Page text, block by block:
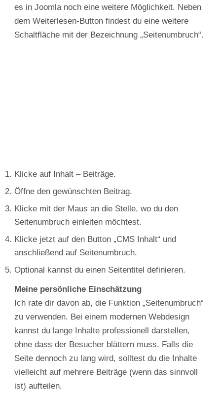
es in Joomla noch eine weitere Möglichkeit. Neben
dem Weiterlesen-Button findest du eine weitere
Schaltfläche mit der Bezeichnung „Seitenumbruch“.
Klicke auf Inhalt – Beiträge.
Öffne den gewünschten Beitrag.
Klicke mit der Maus an die Stelle, wo du den
Seitenumbruch einleiten möchtest.
Klicke jetzt auf den Button „CMS Inhalt“ und
anschließend auf Seitenumbruch.
Optional kannst du einen Seitentitel definieren.
Meine persönliche Einschätzung
Ich rate dir davon ab, die Funktion „Seitenumbruch“
zu verwenden. Bei einem modernen Webdesign
kannst du lange Inhalte professionell darstellen,
ohne dass der Besucher blättern muss. Falls die
Seite dennoch zu lang wird, solltest du die Inhalte
vielleicht auf mehrere Beiträge (wenn das sinnvoll
ist) aufteilen.